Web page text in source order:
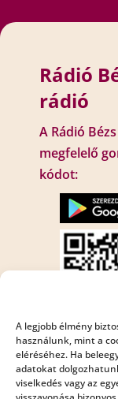
A legjobb élmény
használunk, mint a
eléréséhez. Ha
adatokat
viselkedés vagy az
Rádió
rádió
A Rádió
megfelelő
kódot:
Internet
Rádió Bézs :